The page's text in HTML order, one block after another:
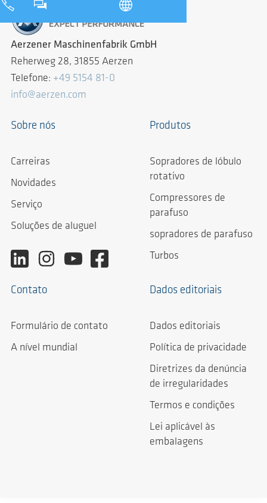
Aerzener Maschinenfabrik GmbH
Reherweg 28, 31855 Aerzen
Telefone: +49 5154 81-0
info@aerzen.com
Sobre nós
Carreiras
Novidades
Serviço
Soluções de aluguel
Produtos
Sopradores de lóbulo
rotativo
Compressores de
parafuso
sopradores de parafuso
Turbos
Contato
Formulário de contato
A nível mundial
Dados editoriais
Dados editoriais
Política de privacidade
Diretrizes da denúncia
de irregularidades
Termos e condições
Lei aplicável às
embalagens